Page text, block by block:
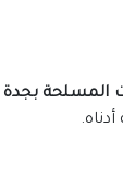
المسلحة بجدة